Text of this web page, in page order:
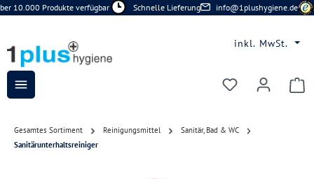
Zum Hauptinhalt springen
10.000 Produkte verfügbar Schnelle Lieferung info@1plushygiene.de
inkl. MwSt.
Du hast 0
Gesamtes Sortiment Reinigungsmittel
Sanitär, Bad & WC
Sanitärunterhaltsreiniger